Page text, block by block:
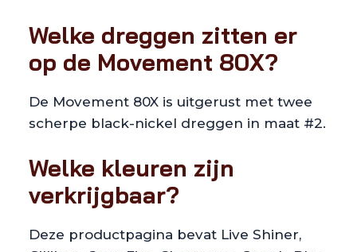
Welke dreggen zitten er
op de Movement 80X?
De Movement 80X is uitgerust met twee
scherpe black-nickel dreggen in maat #2.
Welke kleuren zijn
verkrijgbaar?
Deze productpagina bevat Live Shiner,